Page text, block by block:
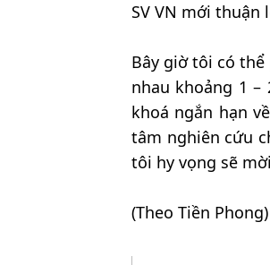
SV VN mới
Bây giờ tôi có
nhau khoảng 1 –
khoá ngắn hạn
tâm nghiên cứu
tôi hy vọng sẽ
(Theo Tiền Phong)